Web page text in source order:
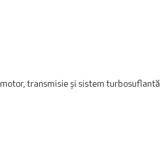
transmisie și sistem turbosuflantă